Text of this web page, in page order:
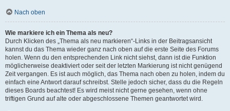
Nach oben
Wie markiere ich ein Thema als neu?
Durch Klicken des „Thema als neu markieren“-Links in der Beitragsansicht
kannst du das Thema wieder ganz nach oben auf die erste Seite des Forums
holen. Wenn du den entsprechenden Link nicht siehst, dann ist die Funktion
möglicherweise deaktiviert oder seit der letzten Markierung ist nicht genügend
Zeit vergangen. Es ist auch möglich, das Thema nach oben zu holen, indem du
einfach eine Antwort darauf schreibst. Stelle jedoch sicher, dass du die Regeln
dieses Boards beachtest! Es wird meist nicht gerne gesehen, wenn ohne
triftigen Grund auf alte oder abgeschlossene Themen geantwortet wird.